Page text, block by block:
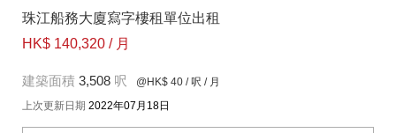
珠江船務大廈寫字樓租單位出租
HK$ 140,320 / 月
建築面積 3,508 呎 @HK$ 40 / 呎 / 月
上次更新日期 2022年07月18日